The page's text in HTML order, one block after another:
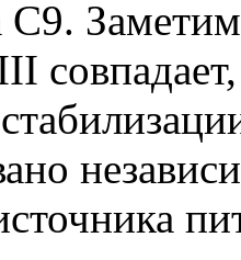
С9.